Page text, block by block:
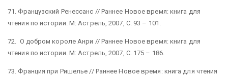
71. Французский Ренессанс // Раннее Новое время: книга для
чтения по истории. М: Астрель, 2007, С. 93 – 101.
72. О добром короле Анри // Раннее Новое время: книга для
чтения по истории. М: Астрель, 2007, С. 175 – 186.
73. Франция при Ришелье // Раннее Новое время: книга для чтения